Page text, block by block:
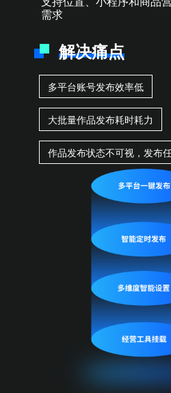
需求
解决痛点
多平台账号发布效率低
大批量作品发布耗时耗力
作品发布状态不可视，发布